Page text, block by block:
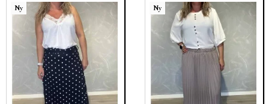
Ny Ny